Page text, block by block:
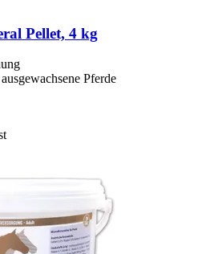
Pellet, 4 kg
Pferde